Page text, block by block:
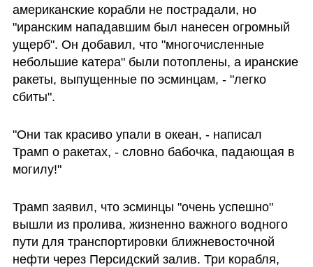
американские корабли не пострадали, но
"иранским нападавшим был нанесен огромный
ущерб". Он добавил, что "многочисленные
небольшие катера" были потоплены, а иранские
ракеты, выпущенные по эсминцам, - "легко
сбиты".
"Они так красиво упали в океан, - написал
Трамп о ракетах, - словно бабочка, падающая в
могилу!"
Трамп заявил, что эсминцы "очень успешно"
вышли из пролива, жизненно важного водного
пути для транспортировки ближневосточной
нефти через Персидский залив. Три корабля,